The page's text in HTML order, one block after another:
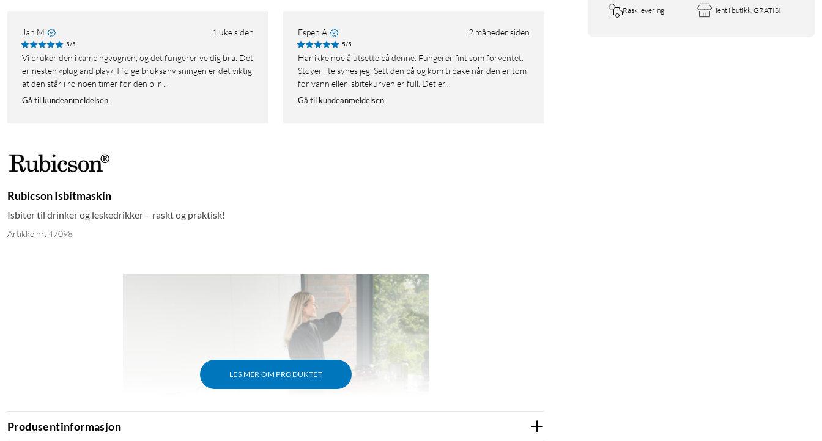
Rask levering Hent i butikk, GRATIS!
Jan M 1 uke siden
5/5
Vi bruker den i campingvognen, og det fungerer veldig bra. Det
er nesten «plug and play». I følge bruksanvisningen er det viktig
at den står i ro noen timer før den blir ...
Gå til kundeanmeldelsen
Espen A 2 måneder siden
5/5
Har ikke noe å utsette på denne. Fungerer fint som forventet.
Støyer lite synes jeg. Sett den på og kom tilbake når den er tom
for vann eller isbitekurven er full. Det er...
Gå til kundeanmeldelsen
Rubicson Isbitmaskin
Isbiter til drinker og leskedrikker – raskt og praktisk!
Artikkelnr: 47098
LES MER OM PRODUKTET
Produsentinformasjon